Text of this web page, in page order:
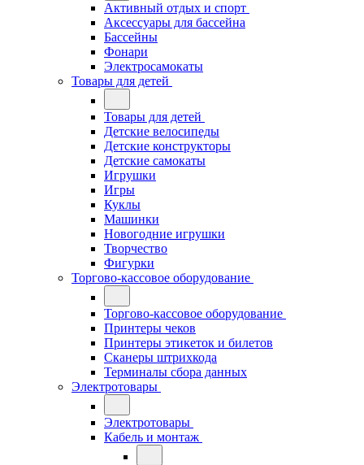
Активный отдых и спорт
Аксессуары для бассейна
Бассейны
Фонари
Электросамокаты
Товары для детей
Товары для детей
Детские велосипеды
Детские конструкторы
Детские самокаты
Игрушки
Игры
Куклы
Машинки
Новогодние игрушки
Творчество
Фигурки
Торгово-кассовое оборудование
Торгово-кассовое оборудование
Принтеры чеков
Принтеры этикеток и билетов
Сканеры штрихкода
Терминалы сбора данных
Электротовары
Электротовары
Кабель и монтаж